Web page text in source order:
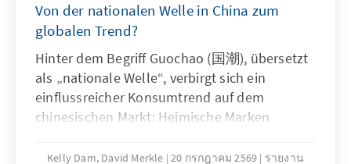
Beitrag beleuchtet die wichtigsten
politischen, wirtschaftlichen und
außenpolitischen Entwicklungen des Landes
und fragt, ob es Senegal gelingt, den Wandel
zu gestalten, ohne seine Stabilität zu
verlieren.
Von der nationalen Welle in China zum
globalen Trend?
Hinter dem Begriff Guochao (国潮), übersetzt
als „nationale Welle“, verbirgt sich ein
einflussreicher Konsumtrend auf dem
chinesischen Markt: Heimische Marken
Kulturelemente mit modernem
Kelly Dam, David Merkle 20 กรกฎาคม 2569
รายงาน